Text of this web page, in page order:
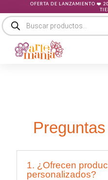
OFERTA DE LANZAMIENTO ❤️
Búsqueda
productos
1. ¿Ofrecen
personalizados?